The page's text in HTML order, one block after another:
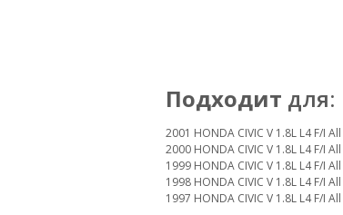
Подходит для:
2001 HONDA CIVIC V 1.8L L4 F/I All
2000 HONDA CIVIC V 1.8L L4 F/I All
1999 HONDA CIVIC V 1.8L L4 F/I All
1998 HONDA CIVIC V 1.8L L4 F/I All
1997 HONDA CIVIC V 1.8L L4 F/I All